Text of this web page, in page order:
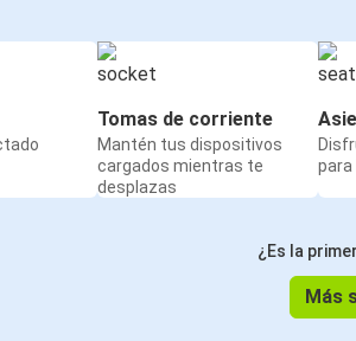
Tomas de corriente
Mantén tus dispositivos
cargados mientras te
desplazas
para
¿Es la
Más